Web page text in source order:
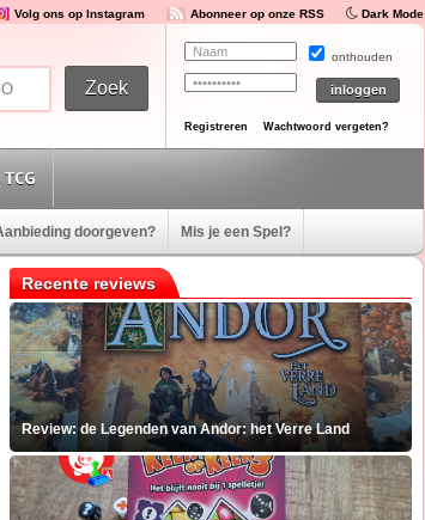
Volg ons op Instagram Abonneer op onze RSS Dark Mode
onthouden
Registreren Wachtwoord vergeten?
doorgeven? Mis je een Spel?
Recente reviews
Review: de Legenden van Andor: het Verre Land